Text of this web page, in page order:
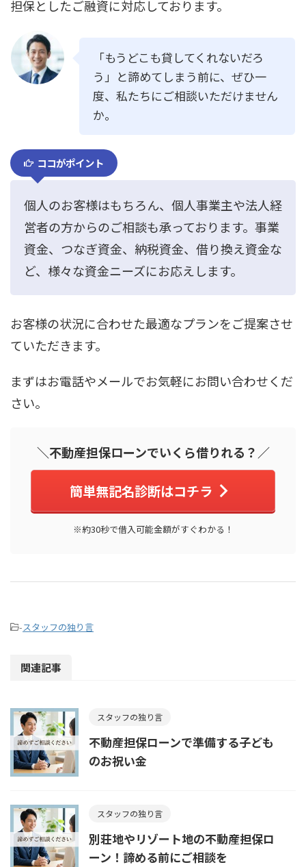
担保としたご融資に対応しております。
「もうどこも貸してくれないだろ
う」と諦めてしまう前に、ぜひ一
度、私たちにご相談いただけません
か。
ココがポイント
個人のお客様はもちろん、個人事業主や法人経
営者の方からのご相談も承っております。事業
資金、つなぎ資金、納税資金、借り換え資金な
ど、様々な資金ニーズにお応えします。
お客様の状況に合わせた最適なプランをご提案させ
ていただきます。
まずはお電話やメールでお気軽にお問い合わせくだ
さい。
＼不動産担保ローンでいくら借りれる？／
簡単無記名診断はコチラ
※約30秒で借入可能金額がすぐわかる！
-スタッフの独り言
関連記事
スタッフの独り言
不動産担保ローンで準備する子ども
のお祝い金
スタッフの独り言
別荘地やリゾート地の不動産担保ロ
ーン！諦める前にご相談を